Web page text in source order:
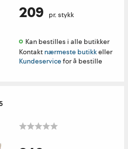
209 pr. stykk
Kan bestilles i alle butikker
Kontakt nærmeste butikkeller
Kundeservicefor å bestille